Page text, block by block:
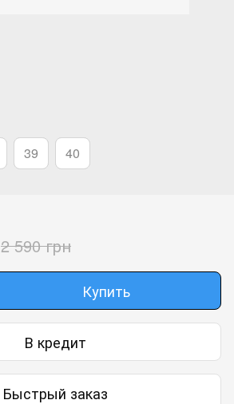
39 40
2 590 грн
Купить
В кредит
Быстрый заказ